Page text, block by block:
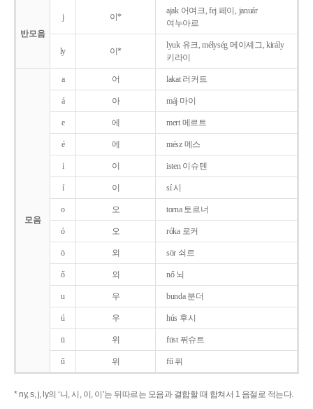
반모음
j 이*
ajak 어여크, fej 페이, január
여누아르
ly 이*
lyuk 유크, mélység 메이셰그, király
키라이
모음
a 어 lakat 러커트
á 아 máj 마이
e 에 mert 메르트
é 에 mész 메스
i 이 isten 이슈텐
í 이 sí 시
o 오 torna 토르너
ó 오 róka 로커
ö 외 sör 쇠르
ő 외 nő 뇌
u 우 bunda 분더
ú 우 hús 후시
ü 위 füst 퓌슈트
ű 위 fű 퓌
* ny, s, j, ly의 ‘니, 시, 이, 이’는 뒤따르는 모음과 결합할 때 합쳐서 1 음절로 적는다.